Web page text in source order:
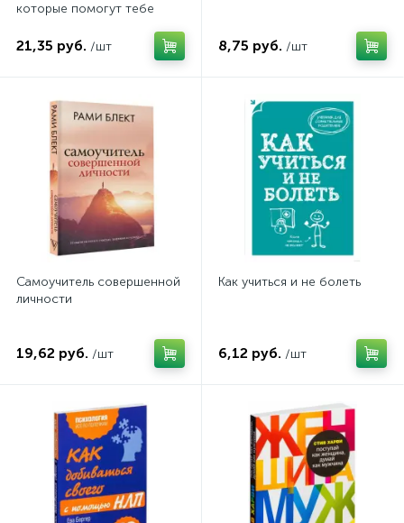
которые помогут тебе
талант
21,35 руб. /шт 8,75 руб. /шт
Самоучитель совершенной
личности
19,62 руб. /шт
Как учиться и не болеть
6,12 руб. /шт